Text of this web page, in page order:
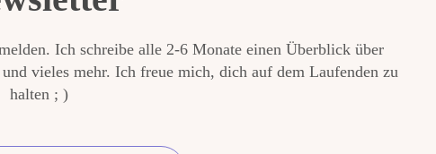
Ich schreibe alle 2-6 Monate einen Überblick über
vieles mehr. Ich freue mich, dich auf dem Laufenden zu
halten ; )